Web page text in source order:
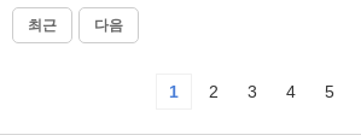
최근 다음
1 2 3 4 5